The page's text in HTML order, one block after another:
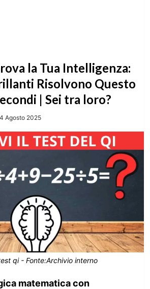
la Tua Intelligenza:
Risolvono Questo
| Sei tra loro?
Agosto 2025
qi - Fonte:Archivio interno
matematica con